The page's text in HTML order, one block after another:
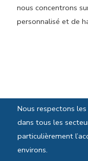
nous concentrons
personnalisé et de
Nous respectons
dans tous les
particulièrement
environs.